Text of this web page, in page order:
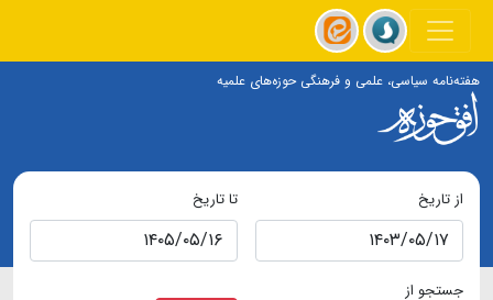
هفته‌نامه سیاسی، علمی و فرهنگی حوزه‌های علمیه
از تاریخ تا تاریخ
جستجو از